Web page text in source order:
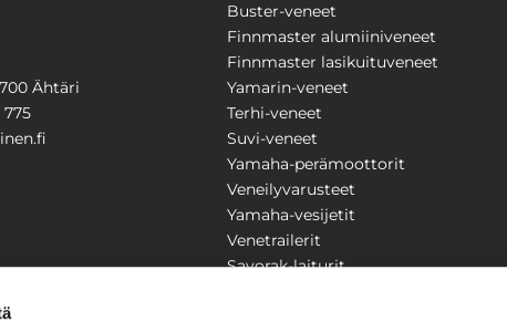
Ähtäri
Buster-veneet
Finnmaster alumiiniveneet
Finnmaster lasikuituveneet
Yamarin-veneet
Terhi-veneet
Suvi-veneet
Yamaha-perämoottorit
Veneilyvarusteet
Yamaha-vesijetit
Venetrailerit
Savorak-laiturit